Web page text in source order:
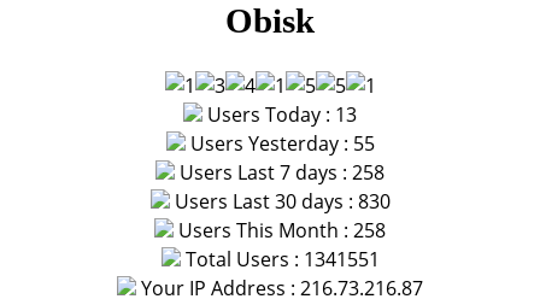
Obisk
Users Today : 13
Users Yesterday : 55
Users Last 7 days : 258
Users Last 30 days : 830
Users This Month : 258
Total Users : 1341551
Your IP Address : 216.73.216.87